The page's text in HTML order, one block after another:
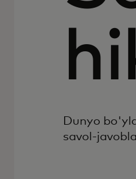
Dunyo
savol-